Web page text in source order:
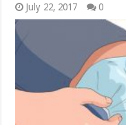
July 22, 2017 0